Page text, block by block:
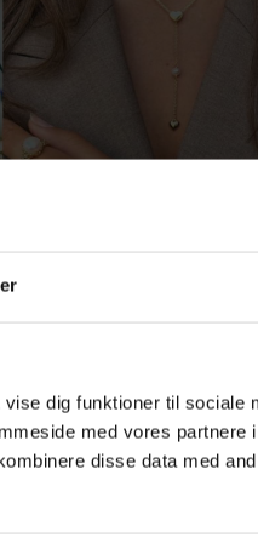
dig funktioner til sociale
med vores partnere
disse data med